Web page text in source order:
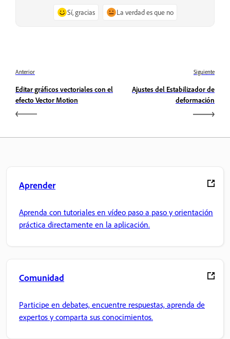
Sí, gracias La verdad es que no
Anterior
Editar gráficos vectoriales con el
efecto Vector Motion
Siguiente
Ajustes del Estabilizador de
deformación
Aprender
Aprenda con tutoriales en vídeo paso a paso y orientación
práctica directamente en la aplicación.
Comunidad
Participe en debates, encuentre respuestas, aprenda de
expertos y comparta sus conocimientos.